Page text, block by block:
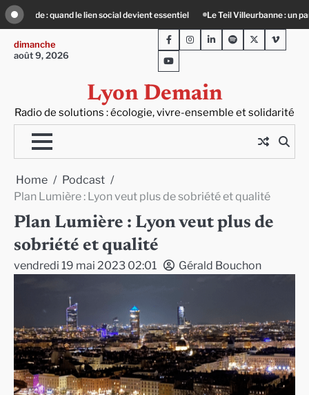
Skip
to
content
: un partenariat entre ville et campagne 80 Jours Voyages : au cœur
dimanche
août 9, 2026
Lyon Demain
Radio de solutions : écologie, vivre-ensemble et solidarité
FacebookInstagram
LinkedInSpotifyTwitterViméo
Youtube
Home
Podcast
Plan Lumière : Lyon veut plus de sobriété et qualité
Plan Lumière : Lyon veut plus de
sobriété et qualité
vendredi 19 mai 2023 02:01 Gérald Bouchon